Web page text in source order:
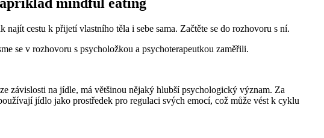
cestu k přijetí vlastního těla i sebe sama. Začtěte se do rozhovoru s ní.
se v rozhovoru s psycholožkou a psychoterapeutkou zaměřili.
závislosti na jídle, má většinou nějaký hlubší psychologický význam. Za
jídlo jako prostředek pro regulaci svých emocí, což může vést k cyklu